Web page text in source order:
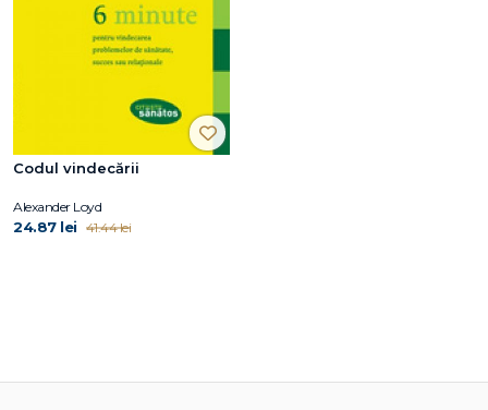
Codul vindecării
Alexander Loyd
24.87 lei 41.44 lei